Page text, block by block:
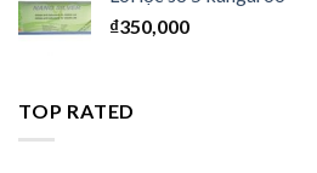
₫350,000
TOP RATED